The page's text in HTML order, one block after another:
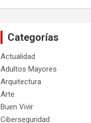
Categorías
Actualidad
Adultos Mayores
Arquitectura
Arte
Buen Vivir
Ciberseguridad